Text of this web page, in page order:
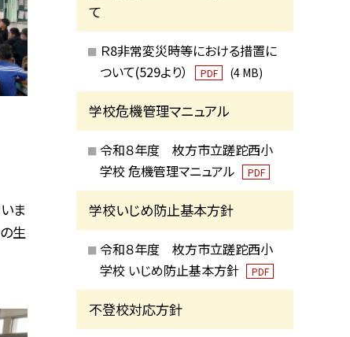
ま
生
て
Ｒ8非常変災時等における措置に
ついて(529より）
PDF (4 MB)
学校危機管理マニュアル
令和８年度 枚方市立蹉跎西小
学校 危機管理マニュアル
PDF
学校いじめ防止基本方針
令和８年度 枚方市立蹉跎西小
学校 いじめ防止基本方針
PDF
不登校対応方針